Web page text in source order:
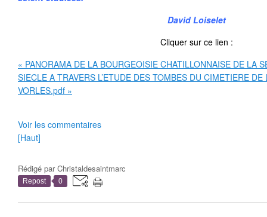
David Loiselet
Cliquer sur ce lien :
« PANORAMA DE LA BOURGEOISIE CHATILLONNAISE DE LA
SIECLE A TRAVERS L’ETUDE DES TOMBES DU CIMETIERE DE
VORLES.pdf »
Voir les commentaires
[Haut]
Rédigé parChristaldesaintmarc
Repost 0